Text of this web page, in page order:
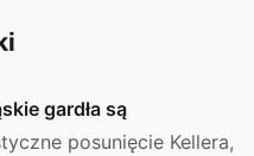
gardła są
posunięcie Kellera,